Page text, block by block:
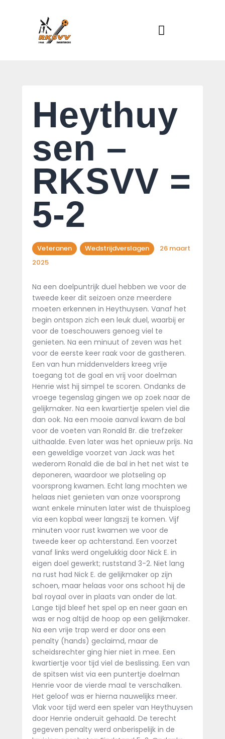
Actueel
Teams
Contact
Foto album
Heythuy
sen –
RKSVV =
5-2
Veteranen Wedstrijdverslagen
26 maart
2025
Na een doelpuntrijk duel hebben we voor de
tweede keer dit seizoen onze meerdere
moeten erkennen in Heythuysen. Vanaf het
begin ontspon zich een leuk duel, waarbij er
voor de toeschouwers genoeg viel te
genieten. Na een minuut of zeven was het
voor de eerste keer raak voor de gastheren.
Een van hun middenvelders kreeg vrije
toegang tot de goal en vrij voor doelman
Henrie wist hij simpel te scoren. Ondanks de
vroege tegenslag gingen we op zoek naar de
gelijkmaker. Na een kwartiertje spelen viel die
dan ook. Na een mooie aanval kwam de bal
voor de voeten van Ronald Br. die trefzeker
uithaalde. Even later was het opnieuw prijs. Na
een geweldige voorzet van Jack was het
wederom Ronald die de bal in het net wist te
deponeren, waardoor we plotseling op
voorsprong kwamen. Echt lang mochten we
helaas niet genieten van onze voorsprong
want enkele minuten later wist de thuisploeg
via een kopbal weer langszij te komen. Vijf
minuten voor rust kwamen we voor de
tweede keer op achterstand. Een voorzet
vanaf links werd ongelukkig door Nick E. in
eigen doel gewerkt; ruststand 3-2. Niet lang
na rust had Nick E. de gelijkmaker op zijn
schoen, maar helaas voor ons schoot hij de
bal royaal over in plaats van onder de lat.
Lange tijd bleef het spel op en neer gaan en
was er nog altijd de hoop op een gelijkmaker.
Na een vrije trap werd er door ons een
penalty (hands) geclaimd, maar de
scheidsrechter ging hier niet in mee. Een
kwartiertje voor tijd viel de beslissing. Een van
de spitsen wist via een puntertje doelman
Henrie voor de vierde maal te verschalken.
Het geloof was er hierna nauwelijks meer.
Vlak voor tijd werd een speler van Heythuysen
door Henrie onderuit gehaald. De terecht
gegeven penalty werd onberispelijk in de